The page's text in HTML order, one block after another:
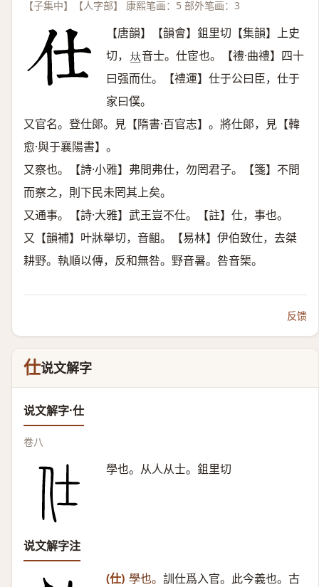
【子集中】【人字部】 康熙笔画：5 部外笔画：3
【唐韻】【韻會】鉏里切【集韻】上史
切， 𠀤音士。仕宦也。【禮·曲禮】四十
曰强而仕。【禮運】仕于公曰臣，仕于
家曰僕。
又官名。登仕郞。見【隋書·百官志】。將仕郞，見【韓
愈·與于襄陽書】。
又察也。【詩·小雅】弗問弗仕，勿罔君子。【箋】不問
而察之，則下民未罔其上矣。
又通事。【詩·大雅】武王豈不仕。【註】仕，事也。
又【韻補】叶牀舉切，音齟。【易林】伊伯致仕，去桀
耕野。執順以傳，反和無咎。野音暑。咎音榘。
反馈
仕说文解字
说文解字·仕
卷八
學也。从人从士。鉏里切
说文解字注
(仕) 學也。 訓仕爲入官。此今義也。古